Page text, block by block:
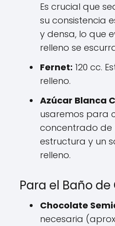
Es crucial que
su consistencia
y densa, lo que
relleno se
Fernet: 120 cc.
relleno.
Azúcar Blanca
usaremos para
concentrado de
estructura y un
relleno.
Para el Baño
Chocolate
necesaria